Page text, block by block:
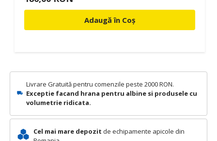
Livrare Gratuită pentru comenzile peste 2000 RON.
Exceptie facand hrana pentru albine si produsele cu
volumetrie ridicata.
Cel mai mare depozit de echipamente apicole din
Adaugă în Coș